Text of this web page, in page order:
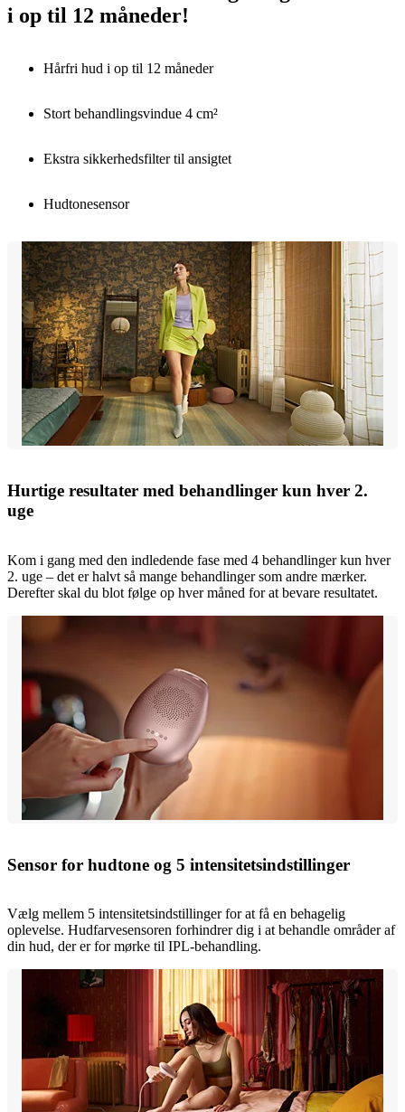
i op til 12 måneder!
Hårfri hud i op til 12 måneder
Stort behandlingsvindue 4 cm²
Ekstra sikkerhedsfilter til ansigtet
Hudtonesensor
Hurtige resultater med behandlinger kun hver 2.
uge
Kom i gang med den indledende fase med 4 behandlinger kun hver
2. uge – det er halvt så mange behandlinger som andre mærker.
Derefter skal du blot følge op hver måned for at bevare resultatet.
Sensor for hudtone og 5 intensitetsindstillinger
Vælg mellem 5 intensitetsindstillinger for at få en behagelig
oplevelse. Hudfarvesensoren forhindrer dig i at behandle områder af
din hud, der er for mørke til IPL-behandling.